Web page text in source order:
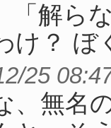
解ら
け？
25
、無名